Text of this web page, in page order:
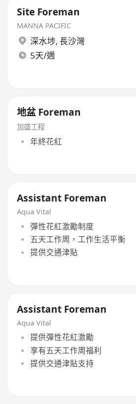
Site Foreman
MANNA PACIFIC
深水埗, 長沙灣
5天/週
地盆 Foreman
加盛工程
年終花紅
Assistant Foreman
Aqua Vital
彈性花紅激勵制度
五天工作周，工作生活平衡
提供交通津貼
Assistant Foreman
Aqua Vital
提供彈性花紅激勵
享有五天工作周福利
提供交通津貼支持